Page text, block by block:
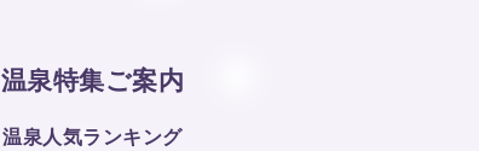
温泉特集ご案内
温泉人気ランキング